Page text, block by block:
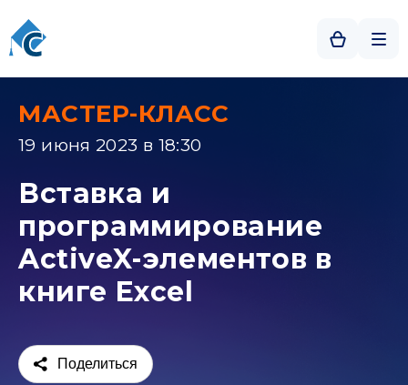
МАСТЕР-КЛАСС
19 июня 2023 в 18:30
Вставка и
программирование
ActiveX-элементов в
книге Excel
Поделиться